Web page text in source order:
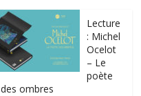
Lecture
: Michel
Ocelot
– Le
poète
des ombres